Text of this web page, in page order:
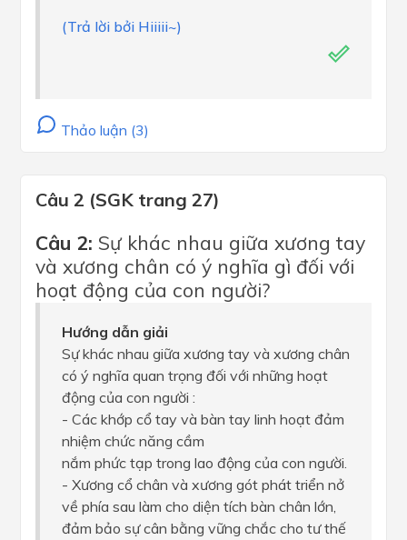
(Trả lời bởi Hiiiii~)
Thảo luận (3)
Câu 2 (SGK trang 27)
Câu 2: Sự khác nhau giữa xương tay
và xương chân có ý nghĩa gì đối với
hoạt động của con người?
Hướng dẫn giải
Sự khác nhau giữa xương tay và xương chân
có ý nghĩa quan trọng đối với những hoạt
động của con người :
- Các khớp cổ tay và bàn tay linh hoạt đảm
nhiệm chức năng cầm
nắm phức tạp trong lao động của con người.
- Xương cổ chân và xương gót phát triển nở
về phía sau làm cho diện tích bàn chân lớn,
đảm bảo sự cân bằng vững chắc cho tư thế